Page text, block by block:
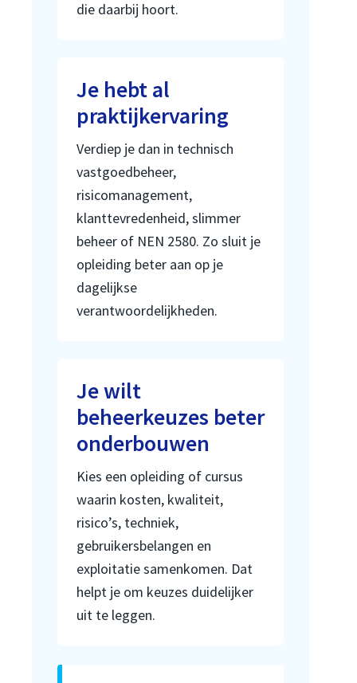
die daarbij hoort.
Je hebt al
praktijkervaring
Verdiep je dan in technisch
vastgoedbeheer,
risicomanagement,
klanttevredenheid, slimmer
beheer of NEN 2580. Zo sluit je
opleiding beter aan op je
dagelijkse
verantwoordelijkheden.
Je wilt
beheerkeuzes beter
onderbouwen
Kies een opleiding of cursus
waarin kosten, kwaliteit,
risico’s, techniek,
gebruikersbelangen en
exploitatie samenkomen. Dat
helpt je om keuzes duidelijker
uit te leggen.